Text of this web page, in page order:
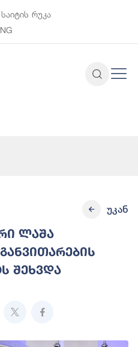
საიტის რუკა
ლაშა
შეხვდა
უკან